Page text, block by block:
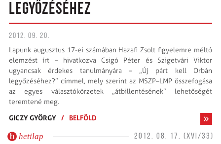
LEGYŐZÉSÉHEZ
2012. 09. 20.
Lapunk augusztus 17-ei számában Hazafi Zsolt figyelemre méltó
elemzést írt – hivatkozva Csigó Péter és Szigetvári Viktor
ugyancsak érdekes tanulmányára – „Új párt kell Orbán
legyőzéséhez?” címmel, mely szerint az MSZP–LMP összefogása
az egyes választókörzetek „átbillentésének” lehetőségét
teremtené meg.
GICZY GYÖRGY / BELFÖLD
hetilap 2012. 08. 17. (XVI/33)